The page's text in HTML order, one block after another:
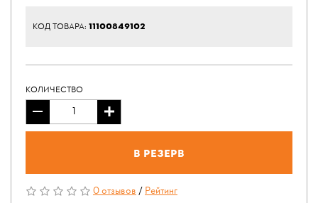
КОД ТОВАРА: 11100849102
КОЛИЧЕСТВО
В резерв
0 отзывов/Рейтинг